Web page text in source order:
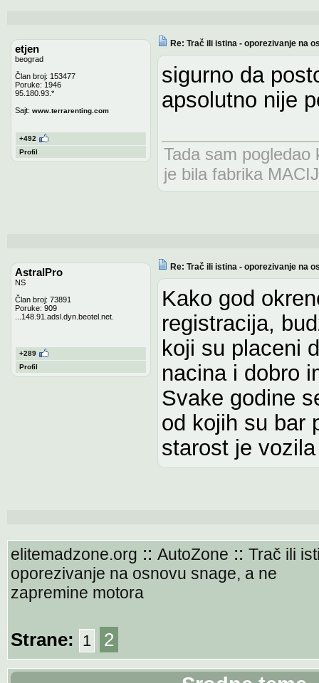
etjen
beograd
Član broj: 153477
Poruke: 1946
95.180.93.*
Sajt: www.terrarenting.com
+492
Profil
Re: Trač ili istina - oporezivanje na
sigurno da
apsolutno nije
Tada sam
je bila fabrika
AstralPro
NS
Član broj: 73891
Poruke: 909
...148.91.adsl.dyn.beotel.net.
+289
Profil
Re: Trač ili istina - oporezivanje na
Kako god
registracija,
koji su placeni
nacina i dobro
Svake godine
od kojih su bar
starost je
elitemadzone.org :: AutoZone :: Trač ili
oporezivanje na osnovu snage, a ne
zapremine motora
Strane: 1 2